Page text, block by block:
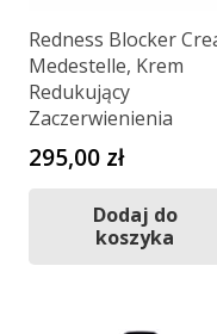
Redness Blocker
Medestelle, Krem
Redukujący
Zaczerwienienia
295,00 zł
Dodaj do
koszyka